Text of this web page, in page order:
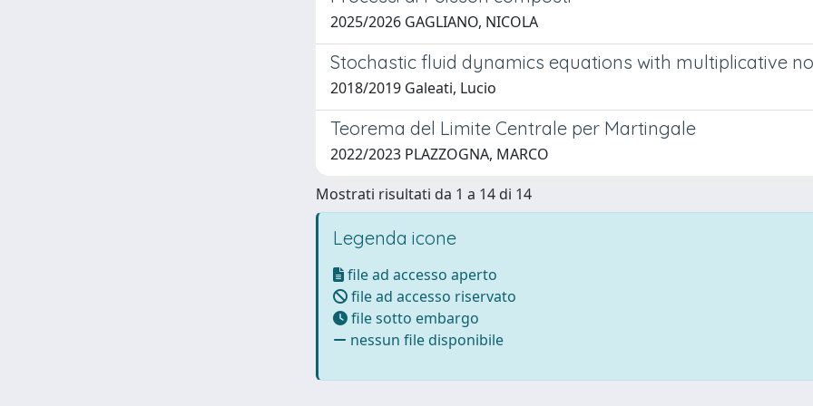
2025/2026 GAGLIANO, NICOLA
Stochastic fluid dynamics equations with multiplicative
2018/2019 Galeati, Lucio
Teorema del Limite Centrale per Martingale
2022/2023 PLAZZOGNA, MARCO
Mostrati risultati da 1 a 14 di 14
Legenda icone
file ad accesso aperto
file ad accesso riservato
file sotto embargo
nessun file disponibile